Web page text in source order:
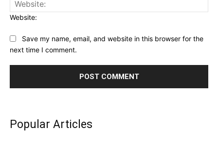
Website:
Save my name, email, and website in this browser for the
next time I comment.
Popular Articles